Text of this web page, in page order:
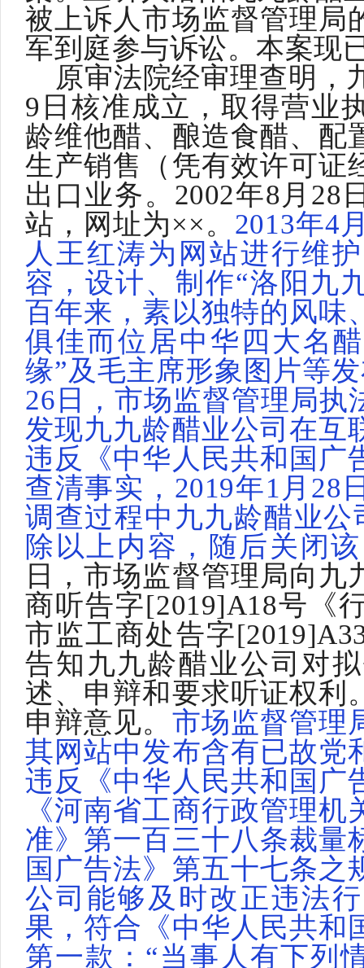
被上诉人市场监督管理局
军到庭参与诉讼。本案现
原审法院经审理查明，
9日核准成立，取得营业
龄维他醋、酿造食醋、配
生产销售（凭有效许可证
出口业务。2002年8月28
站，网址为××。 2013年4
人王红涛为网站进行维
容，设计、制作“洛阳九
百年来，素以独特的风味
俱佳而位居中华四大名
缘”及毛主席形象图片等
26日，市场监督管理局执
发现九九龄醋业公司在互
违反《中华人民共和国广
查清事实，2019年1月28
调查过程中九九龄醋业公
除以上内容，随后关闭
日，市场监督管理局向
商听告字[2019]A18号《
市监工商处告字
告知九九龄醋业公司对
述、申辩和要求听证权利
申辩意见。 市场监督管理
其网站中发布含有已故党
违反《中华人民共和国广
《河南省工商行政管理
准》第一百三十八条裁量
国广告法》第五十七条之
公司能够及时改正违法
果，符合《中华人民共和
第一款： “当事人有下列